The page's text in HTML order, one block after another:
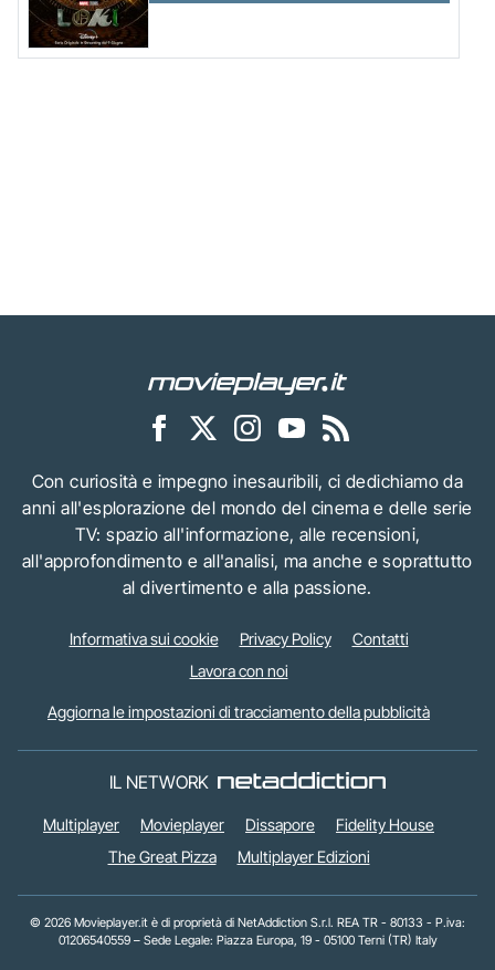
Con curiosità e impegno inesauribili, ci dedichiamo da
anni all'esplorazione del mondo del cinema e delle serie
TV: spazio all'informazione, alle recensioni,
all'approfondimento e all'analisi, ma anche e soprattutto
al divertimento e alla passione.
Informativa sui cookie Privacy Policy
Contatti
Lavora con noi
Aggiorna le impostazioni di tracciamento della pubblicità
IL NETWORK
Multiplayer Movieplayer Dissapore
Fidelity House
The Great Pizza
Multiplayer Edizioni
© 2026 Movieplayer.it è di proprietà di NetAddiction S.r.l. REA TR - 80133 - P.iva:
01206540559 – Sede Legale: Piazza Europa, 19 - 05100 Terni (TR) Italy